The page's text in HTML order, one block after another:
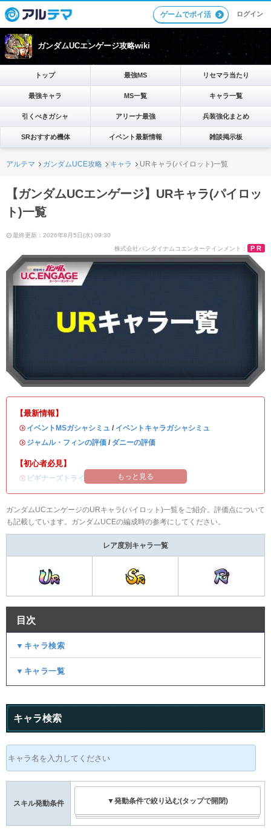
ゲームでポイ活 ログイン
ガンダムUCエンゲージ攻略wiki
トップ 最強MS リセマラ当たり
最強キャラ MS一覧 キャラ一覧
引くべきガシャ アリーナ最強 兵装強化まとめ
SRおすすめ機体 イベント最新情報 雑談掲示板
アルテマ ガンダムUCE攻略 キャラ URキャラ(パイロット)一覧
【ガンダムUCエンゲージ】URキャラ(パイロッ
ト)一覧
最終更新：2026年8月5日(水) 09:30
PR
【最新情報】
・ イベントMSガシャシミュ / イベントキャラガシャシミュ
・ ジャムル・フィンの評価 / ダニーの評価
【初心者必見】
・ ビギナーズトライアルの攻略もっと見る
ガンダムUCエンゲージのURキャラ(パイロット)一覧をご紹介。評価点について
も記載しています。ガンダムUCEの編成時の参考にしてください。
レア度別キャラ一覧
目次
▼キャラ検索
▼キャラ一覧
キャラ検索
スキル発動条件 ▼発動条件で絞り込む(タップで開閉)